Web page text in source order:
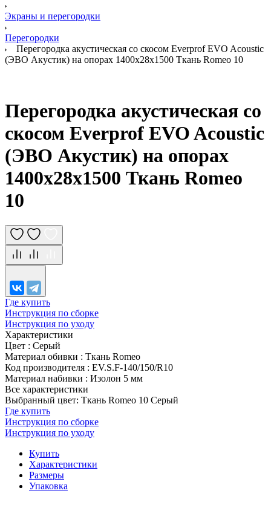
Экраны и перегородки
Перегородки
Перегородка акустическая со скосом Everprof EVO Acoustic
(ЭВО Акустик) на опорах 1400х28х1500 Ткань Romeo 10
Перегородка акустическая со
скосом Everprof EVO Acoustic
(ЭВО Акустик) на опорах
1400х28х1500 Ткань Romeo
10
Где купить
Инструкция по сборке
Инструкция по уходу
Характеристики
Цвет : Серый
Материал обивки : Ткань Romeo
Код производителя : EV.S.F-140/150/R10
Материал набивки : Изолон 5 мм
Все характеристики
Выбранный цвет: Ткань Romeo 10 Серый
Где купить
Инструкция по сборке
Инструкция по уходу
Купить
Характеристики
Размеры
Упаковка